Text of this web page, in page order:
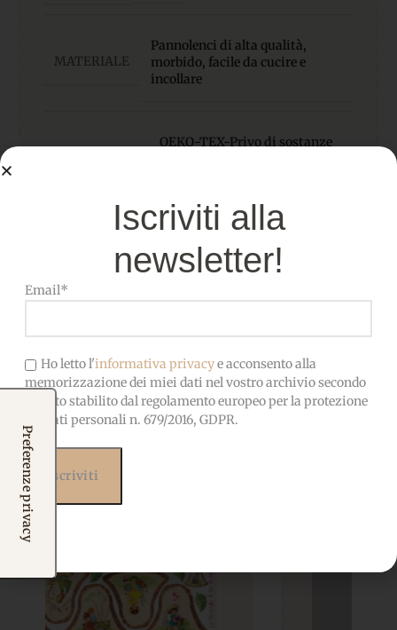
MATERIALE
Pannolenci di alta qualità,
morbido, facile da cucire e
incollare
OEKO-TEX-Privo di sostanze
Prodotti correlati
Potrebbero interessarti
Iscriviti alla
newsletter!
Email*
Ho letto l'informativa privacye acconsento alla
memorizzazione dei miei dati nel vostro archivio secondo
quanto stabilito dal regolamento europeo per la protezione
dei dati personali n. 679/2016, GDPR.